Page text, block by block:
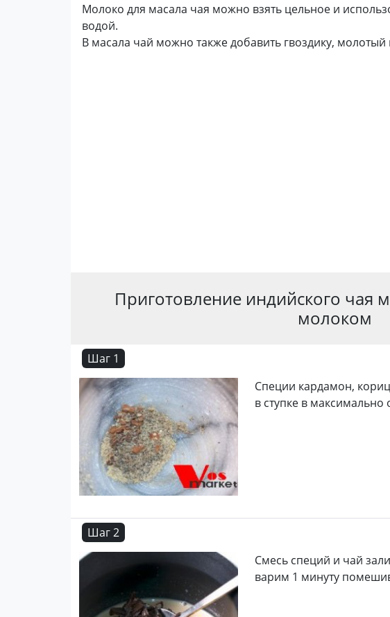
Молоко для масала чая можно взять цельное и
водой.
В масала чай можно также добавить гвоздику,
Приготовление индийского чая
молоком
Шаг 1
Специи кардамон,
в ступке в
Шаг 2
Смесь специй и чай
варим 1 минуту